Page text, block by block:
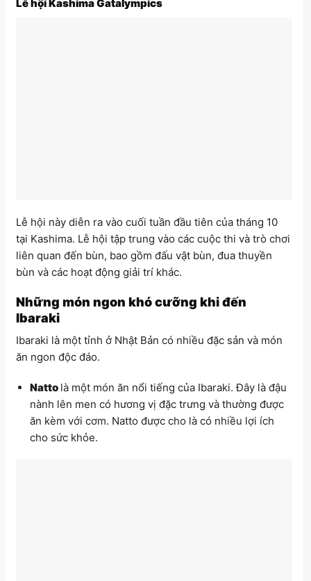
Lễ hội Kashima Gatalympics
Lễ hội này diễn ra vào cuối tuần đầu tiên của tháng 10
tại Kashima. Lễ hội tập trung vào các cuộc thi và trò chơi
liên quan đến bùn, bao gồm đấu vật bùn, đua thuyền
bùn và các hoạt động giải trí khác.
Những món ngon khó cưỡng khi đến
Ibaraki
Ibaraki là một tỉnh ở Nhật Bản có nhiều đặc sản và món
ăn ngon độc đáo.
Natto là một món ăn nổi tiếng của Ibaraki. Đây là đậu
nành lên men có hương vị đặc trưng và thường được
ăn kèm với cơm. Natto được cho là có nhiều lợi ích
cho sức khỏe.